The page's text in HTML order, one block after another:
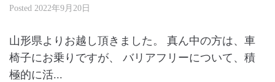
Posted 2022年9月20日
山形県よりお越し頂きました。 真ん中の方は、車
椅子にお乗りですが、 バリアフリーについて、積
極的に活...